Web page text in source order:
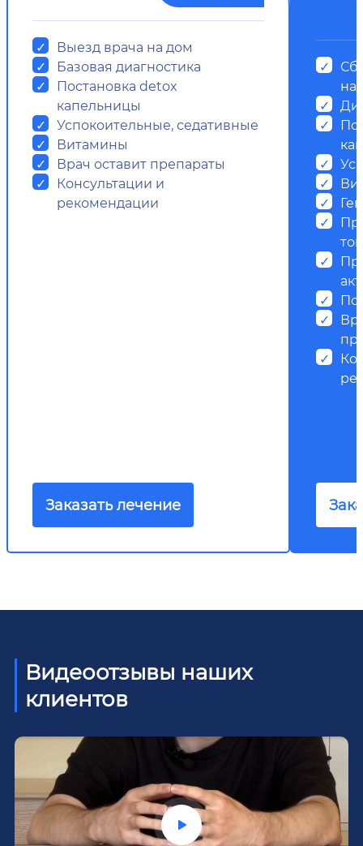
Выезд врача на дом
Базовая диагностика
Постановка detox
капельницы
Успокоительные, седативные
Витамины
Врач оставит препараты
Консультации и
рекомендации
Заказать лечение
на
Видеоотзывы наших
клиентов